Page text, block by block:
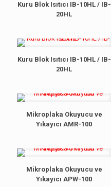
Kuru Blok Isıtıcı IB-10HL / IB-
20HL
Kuru Blok Isıtıcı IB-10HL / IB-
20HL
Mikroplaka Okuyucu ve
Yıkayıcı AMR-100
Mikroplaka Okuyucu ve
Yıkayıcı APW-100